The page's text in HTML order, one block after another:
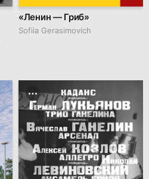
«Ленин — Гриб»
Sofiia Gerasimovich